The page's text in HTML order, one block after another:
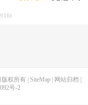
(16)
权所有 | SiteMap| 网站归档
号-2